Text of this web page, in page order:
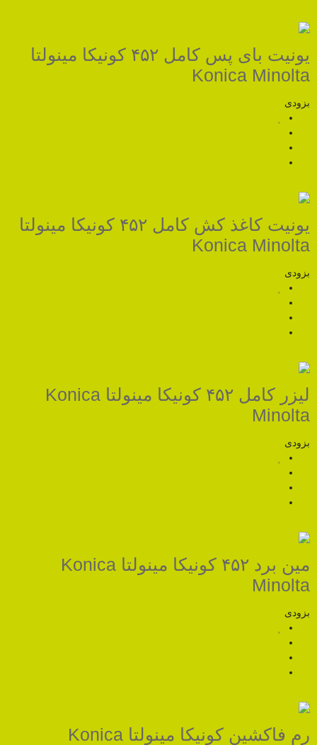
یونیت بای پس کامل ۴۵۲ کونیکا مینولتا
یونیت کاغذ کش کامل ۴۵۲ کونیکا مینولتا
لیزر کامل ۴۵۲ کونیکا مینولتا Konica
مین برد ۴۵۲ کونیکا مینولتا Konica
رم فاکشین کونیکا مینولتا Konica